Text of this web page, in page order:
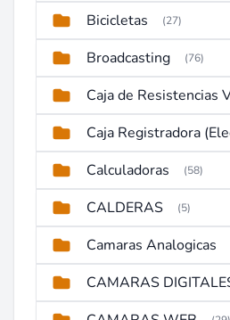
Bicicletas (27)
Broadcasting (76)
Caja de Resistencias
Calculadoras (58)
CALDERAS (5)
Camaras Analogicas
CAMARAS